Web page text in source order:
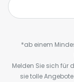
*ab einem
Melden Sie sich für
sie tolle